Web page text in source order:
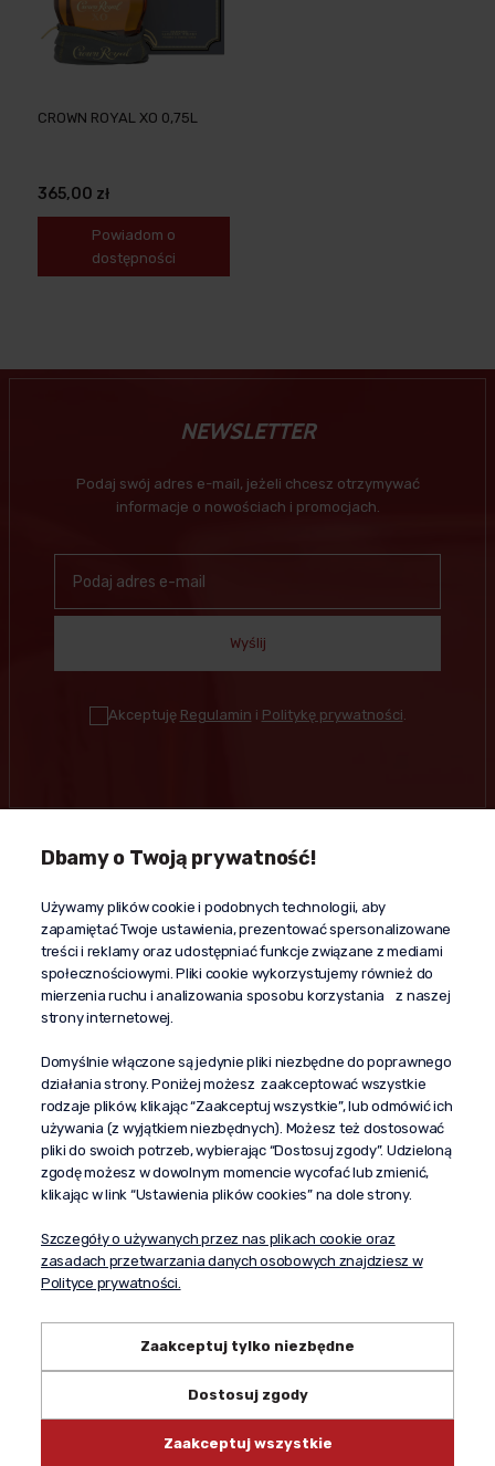
CROWN ROYAL XO 0,75L
365,00 zł
Powiadom o
dostępności
NEWSLETTER
Podaj swój adres e-mail, jeżeli chcesz otrzymywać
informacje o nowościach i promocjach.
Wyślij
Akceptuję Regulamin i Politykę prywatności.
Kontakt
+48 603 610 870
kontakt@propaganda24h.pl
“Propaganda"
al. Komisji Edukacji Narodowej 51/U5
02-797 Warszawa
Pomoc
Dostawa
Moje konto
O firmie
Dbamy o Twoją prywatność!
Używamy plików cookie i podobnych technologii, aby
zapamiętać Twoje ustawienia, prezentować spersonalizowane
treści i reklamy oraz udostępniać funkcje związane z mediami
społecznościowymi. Pliki cookie wykorzystujemy również do
mierzenia ruchu i analizowania sposobu korzystania z naszej
strony internetowej.
Domyślnie włączone są jedynie pliki niezbędne do poprawnego
działania strony. Poniżej możesz zaakceptować wszystkie
rodzaje plików, klikając “Zaakceptuj wszystkie”, lub odmówić ich
używania (z wyjątkiem niezbędnych). Możesz też dostosować
pliki do swoich potrzeb, wybierając “Dostosuj zgody”. Udzieloną
zgodę możesz w dowolnym momencie wycofać lub zmienić,
klikając w link “Ustawienia plików cookies” na dole strony.
Szczegóły o używanych przez nas plikach cookie oraz
zasadach przetwarzania danych osobowych znajdziesz w
Polityce prywatności.
Zaakceptuj tylko niezbędne
Dostosuj zgody
Zaakceptuj wszystkie